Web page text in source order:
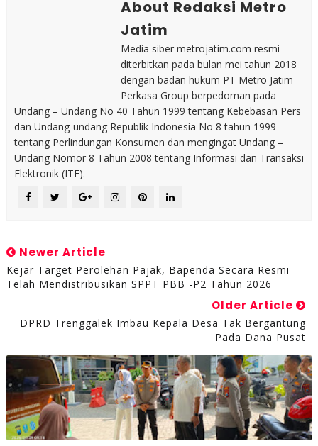
About Redaksi Metro
Jatim
Media siber metrojatim.com resmi
diterbitkan pada bulan mei tahun 2018
dengan badan hukum PT Metro Jatim
Perkasa Group berpedoman pada
Undang – Undang No 40 Tahun 1999 tentang Kebebasan Pers
dan Undang-undang Republik Indonesia No 8 tahun 1999
tentang Perlindungan Konsumen dan mengingat Undang –
Undang Nomor 8 Tahun 2008 tentang Informasi dan Transaksi
Elektronik (ITE).
Newer Article
Kejar Target Perolehan Pajak, Bapenda Secara Resmi
Telah Mendistribusikan SPPT PBB -P2 Tahun 2026
Older Article
DPRD Trenggalek Imbau Kepala Desa Tak Bergantung
Pada Dana Pusat